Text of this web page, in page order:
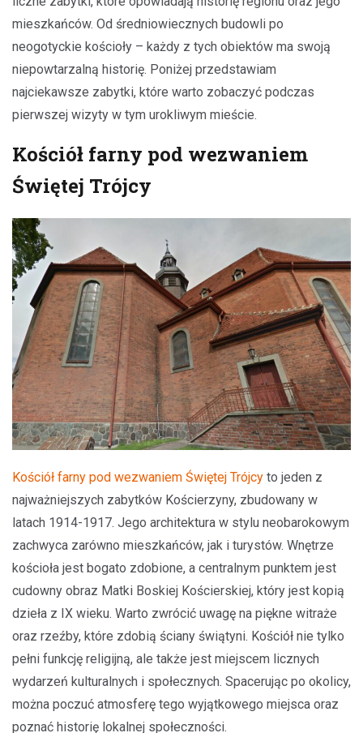
mieszkańców. Od średniowiecznych budowli po
neogotyckie kościoły – każdy z tych obiektów ma swoją
niepowtarzalną historię. Poniżej przedstawiam
najciekawsze zabytki, które warto zobaczyć podczas
pierwszej wizyty w tym urokliwym mieście.
Kościół farny pod wezwaniem
Świętej Trójcy
Kościół farny pod wezwaniem Świętej Trójcy to jeden z
najważniejszych zabytków Kościerzyny, zbudowany w
latach 1914-1917. Jego architektura w stylu neobarokowym
zachwyca zarówno mieszkańców, jak i turystów. Wnętrze
kościoła jest bogato zdobione, a centralnym punktem jest
cudowny obraz Matki Boskiej Kościerskiej, który jest kopią
dzieła z IX wieku. Warto zwrócić uwagę na piękne witraże
oraz rzeźby, które zdobią ściany świątyni. Kościół nie tylko
pełni funkcję religijną, ale także jest miejscem licznych
wydarzeń kulturalnych i społecznych. Spacerując po okolicy,
można poczuć atmosferę tego wyjątkowego miejsca oraz
poznać historię lokalnej społeczności.